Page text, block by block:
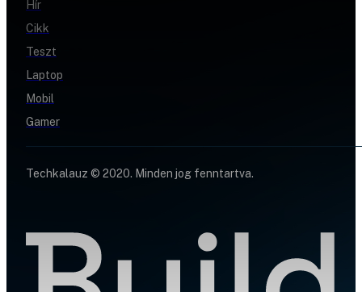
Hír
Cikk
Teszt
Laptop
Mobil
Gamer
Techkalauz © 2020. Minden jog fenntartva.